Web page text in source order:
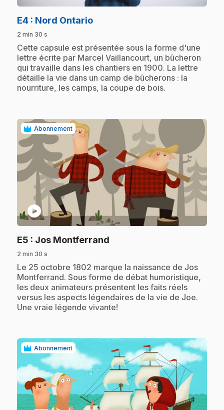
E4 : Nord Ontario.
2 min 30 s
.Cette capsule est présentée sous la forme d'une
lettre écrite par Marcel Vaillancourt, un bûcheron
qui travaille dans les chantiers en 1900. La lettre
détaille la vie dans un camp de bûcherons : la
nourriture, les camps, la coupe de bois.
Abonnement
play_circle
E5 : Jos Montferrand
2 min 30 s
.Le 25 octobre 1802 marque la naissance de Jos
Montferrand. Sous forme de débat humoristique,
les deux animateurs présentent les faits réels
versus les aspects légendaires de la vie de Joe.
Une vraie légende vivante!
Abonnement